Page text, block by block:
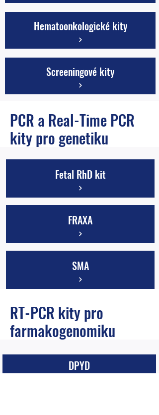
Hematoonkologické kity
Screeningové kity
PCR a Real-Time PCR
kity pro genetiku
Fetal RhD kit
FRAXA
SMA
RT-PCR kity pro
farmakogenomiku
DPYD